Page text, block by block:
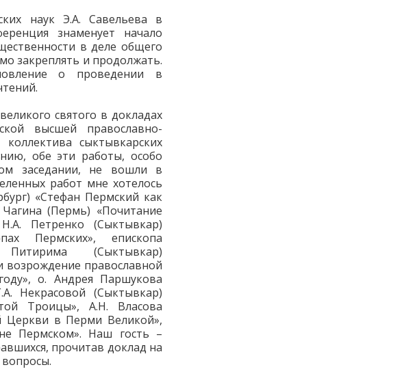
наук Э.А. Савельева в
знаменует начало
в деле общего
закреплять и продолжать.
о проведении в
святого в докладах
высшей православно-
сыктывкарских
обе эти работы, особо
заседании, не вошли в
работ мне хотелось
«Стефан Пермский как
(Пермь) «Почитание
Петренко (Сыктывкар)
Пермских», епископа
(Сыктывкар)
возрождение православной
о. Андрея Паршукова
Некрасовой (Сыктывкар)
Троицы», А.Н. Власова
Церкви в Перми Великой»,
Пермском». Наш гость –
прочитав доклад на